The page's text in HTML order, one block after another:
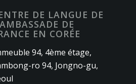
DE LANGUE DE
DE
EN CORÉE
94, 4ème étage,
ro 94, Jongno-gu,